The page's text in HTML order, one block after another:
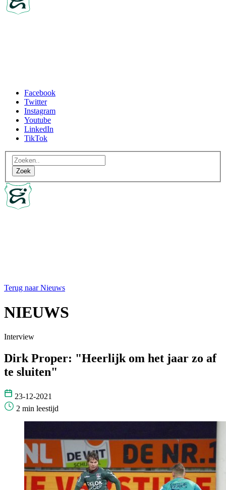
Facebook
Twitter
Instagram
Youtube
LinkedIn
TikTok
Terug naar Nieuws
NIEUWS
Interview
Dirk Proper: "Heerlijk om het jaar zo af
te sluiten"
23-12-2021
2 min leestijd